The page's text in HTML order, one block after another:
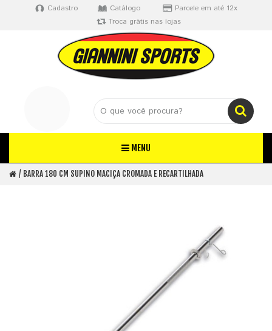
Cadastro Catálogo
Parcele em até 12x
Troca grátis nas lojas
MENU
BARRA 180 CM SUPINO MACIÇA CROMADA E RECARTILHADA